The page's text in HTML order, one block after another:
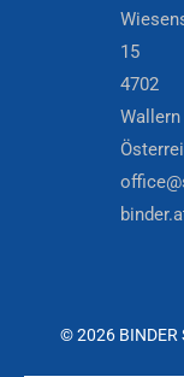
15
4702
© 2026 BINDER